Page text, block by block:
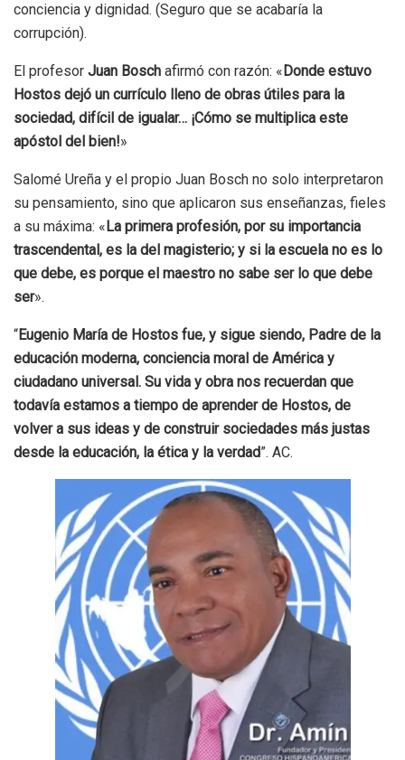
conciencia y dignidad. (Seguro que se acabaría la
corrupción).
El profesor Juan Bosch afirmó con razón: « Donde estuvo
Hostos dejó un currículo lleno de obras útiles para la
sociedad, difícil de igualar… ¡Cómo se multiplica este
apóstol del bien!»
Salomé Ureña y el propio Juan Bosch no solo interpretaron
su pensamiento, sino que aplicaron sus enseñanzas, fieles
a su máxima: « La primera profesión, por su importancia
trascendental, es la del magisterio; y si la escuela no es lo
que debe, es porque el maestro no sabe ser lo que debe
ser».
“Eugenio María de Hostos fue, y sigue siendo, Padre de la
educación moderna, conciencia moral de América y
ciudadano universal. Su vida y obra nos recuerdan que
todavía estamos a tiempo de aprender de Hostos, de
volver a sus ideas y de construir sociedades más justas
desde la educación, la ética y la verdad”. AC.